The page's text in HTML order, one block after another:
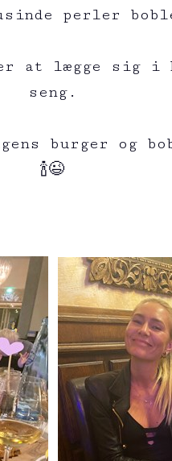
perler
at lægge sig i
seng.
burger og
🍾😉